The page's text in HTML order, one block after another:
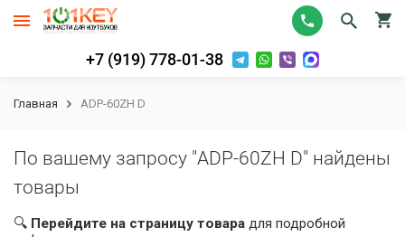
+7 (919) 778-01-38
Главная ADP-60ZH D
По вашему запросу "ADP-60ZH D" найдены
товары
🔍 Перейдите на страницу товара для подробной